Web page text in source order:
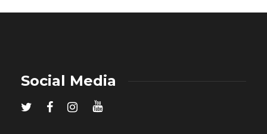
Social Media